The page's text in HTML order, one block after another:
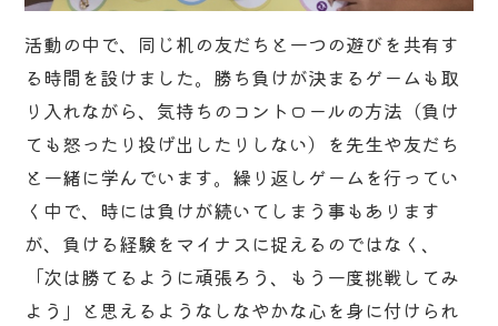
活動の中で、同じ机の友だちと一つの遊びを共有す
る時間を設けました。勝ち負けが決まるゲームも取
り入れながら、気持ちのコントロールの方法（負け
ても怒ったり投げ出したりしない）を先生や友だち
と一緒に学んでいます。繰り返しゲームを行ってい
く中で、時には負けが続いてしまう事もあります
が、負ける経験をマイナスに捉えるのではなく、
「次は勝てるように頑張ろう、もう一度挑戦してみ
よう」と思えるようなしなやかな心を身に付けられ